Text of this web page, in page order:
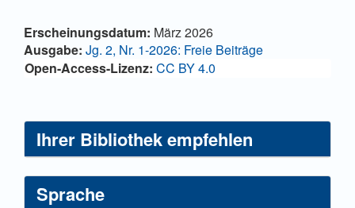
Hauptsächlicher
Artikelinhalt
Artikel-
Details
Erscheinungsdatum: März 2026
Ausgabe: Jg. 2, Nr. 1-2026: Freie Beiträge
Open-Access-Lizenz: CC BY 4.0
Ihrer Bibliothek empfehlen
Sprache